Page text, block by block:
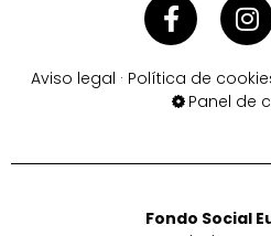
Aviso legal · Política de
Panel de
Fondo Social